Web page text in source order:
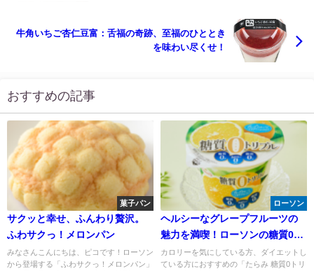
牛角いちご杏仁豆富：舌福の奇跡、至福のひととき
を味わい尽くせ！
おすすめの記事
菓子パン
サクッと幸せ、ふんわり贅沢。
ふわサクっ！メロンパン
みなさんこんにちは、ピコです！ローソン
から登場する「ふわサクっ！メロンパン」
ローソン
ヘルシーなグレープフルーツの
魅力を満喫！ローソンの糖質0ト
リプルのたらみゼリー
カロリーを気にしている方、ダイエットし
ている方におすすめの「たらみ 糖質0トリ